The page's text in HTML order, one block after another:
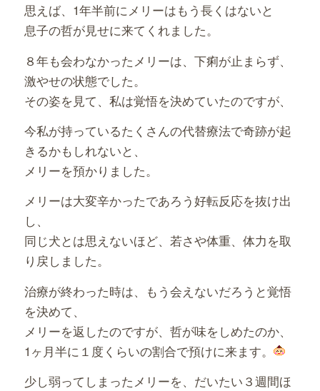
思えば、1年半前にメリーはもう長くはないと
息子の哲が見せに来てくれました。
８年も会わなかったメリーは、下痢が止まらず、
激やせの状態でした。
その姿を見て、私は覚悟を決めていたのですが、
今私が持っているたくさんの代替療法で奇跡が起
きるかもしれないと、
メリーを預かりました。
メリーは大変辛かったであろう好転反応を抜け出
し、
同じ犬とは思えないほど、若さや体重、体力を取
り戻しました。
治療が終わった時は、もう会えないだろうと覚悟
を決めて、
メリーを返したのですが、哲が味をしめたのか、
1ヶ月半に１度くらいの割合で預けに来ます。
少し弱ってしまったメリーを、だいたい３週間ほ